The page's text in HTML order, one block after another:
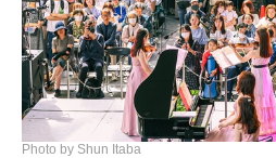
Photo by Shun Itaba